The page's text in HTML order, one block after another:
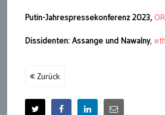
Putin-Jahrespressekonferenz 2023,
Dissidenten: Assange und Nawalny,
Zurück